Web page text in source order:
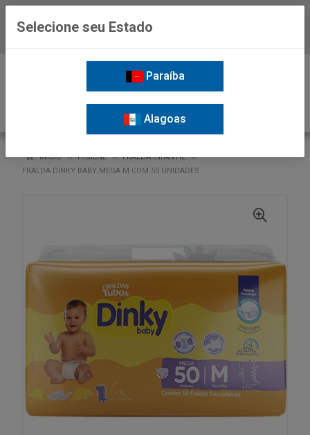
INÍCIO HIGIENE
FRALDA INFANTIL
FRALDA DINKY BABY MEGA M COM 50 UNIDADES
Selecione seu Estado
Paraíba
Alagoas